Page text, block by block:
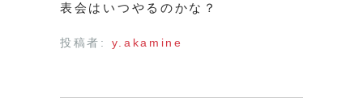
表会はいつやるのかな？
投稿者: y.akamine